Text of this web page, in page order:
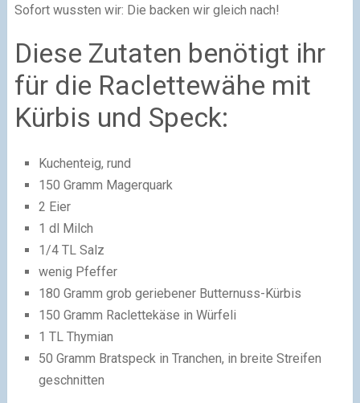
Sofort wussten wir: Die backen wir gleich nach!
Diese Zutaten benötigt ihr
für die Raclettewähe mit
Kürbis und Speck:
Kuchenteig, rund
150 Gramm Magerquark
2 Eier
1 dl Milch
1/4 TL Salz
wenig Pfeffer
180 Gramm grob geriebener Butternuss-Kürbis
150 Gramm Raclettekäse in Würfeli
1 TL Thymian
50 Gramm Bratspeck in Tranchen, in breite Streifen
geschnitten